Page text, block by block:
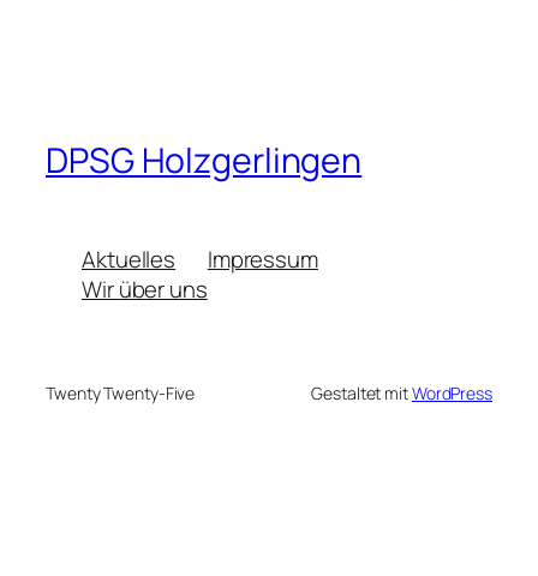
DPSG Holzgerlingen
Aktuelles
Wir über uns
Impressum
Twenty Twenty-Five Gestaltet mitWordPress